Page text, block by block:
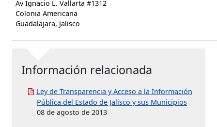
Av Ignacio L. Vallarta #1312
Colonia Americana
Guadalajara, Jalisco
Información relacionada
Ley de Transparencia y Acceso a la Información
Pública del Estado de Jalisco y sus Municipios
08 de agosto de 2013